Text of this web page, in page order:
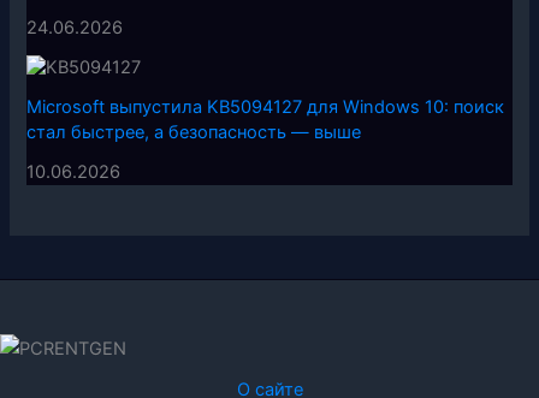
24.06.2026
Microsoft выпустила KB5094127 для Windows 10: поиск
стал быстрее, а безопасность — выше
10.06.2026
О сайте